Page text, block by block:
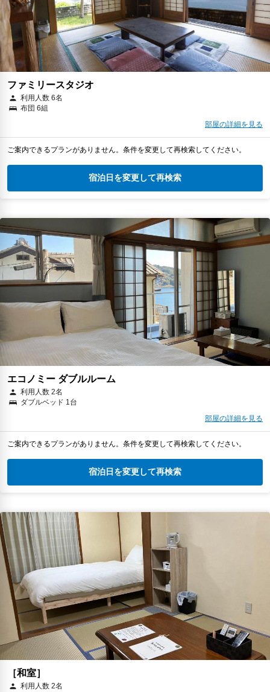
ファミリースタジオ
利用人数 6名
布団 6組
部屋の詳細を見る
ご案内できるプランがありません。条件を変更して再検索してください。
宿泊日を変更して再検索
エコノミー ダブルルーム
利用人数 2名
ダブルベッド 1台
部屋の詳細を見る
ご案内できるプランがありません。条件を変更して再検索してください。
宿泊日を変更して再検索
［和室］
利用人数 2名